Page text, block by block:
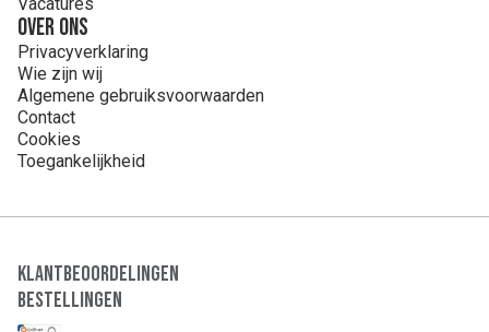
Over ons
Privacyverklaring
Wie zijn wij
Algemene gebruiksvoorwaarden
Contact
Cookies
Toegankelijkheid
Klantbeoordelingen
Bestellingen